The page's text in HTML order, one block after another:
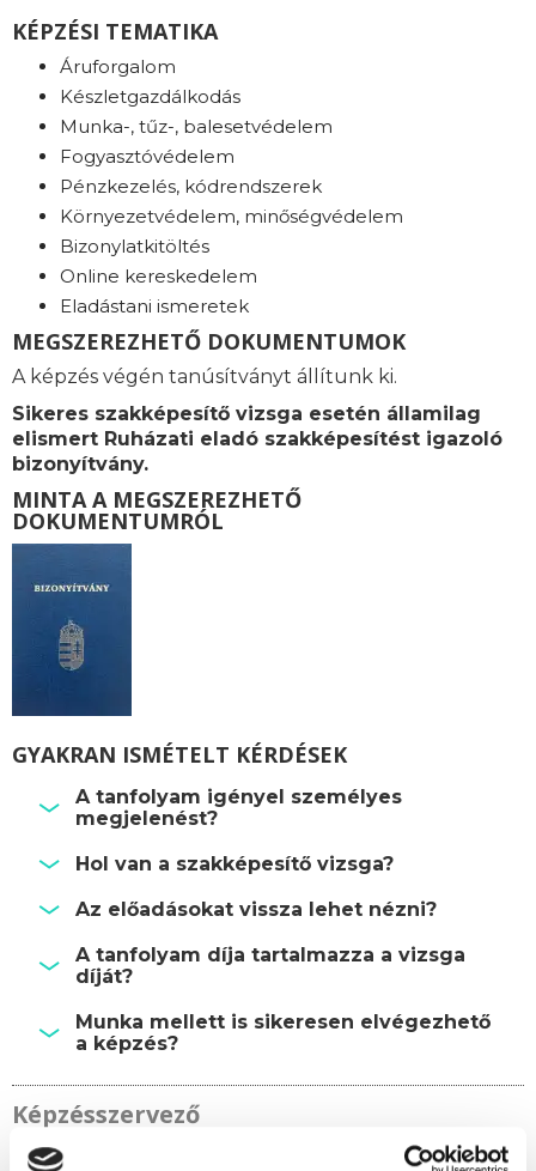
KÉPZÉSI TEMATIKA
Áruforgalom
Készletgazdálkodás
Munka-, tűz-, balesetvédelem
Fogyasztóvédelem
Pénzkezelés, kódrendszerek
Környezetvédelem, minőségvédelem
Bizonylatkitöltés
Online kereskedelem
Eladástani ismeretek
MEGSZEREZHETŐ DOKUMENTUMOK
A képzés végén tanúsítványt állítunk ki.
Sikeres szakképesítő vizsga esetén államilag
elismert Ruházati eladó szakképesítést igazoló
bizonyítvány.
MINTA A MEGSZEREZHETŐ
DOKUMENTUMRÓL
GYAKRAN ISMÉTELT KÉRDÉSEK
A tanfolyam igényel személyes
megjelenést?
Hol van a szakképesítő vizsga?
Az előadásokat vissza lehet nézni?
A tanfolyam díja tartalmazza a vizsga
díját?
Munka mellett is sikeresen elvégezhető
a képzés?
Képzésszervező